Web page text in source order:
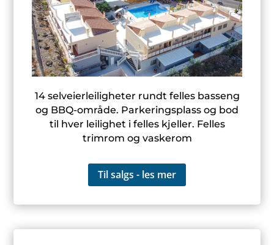
14 selveierleiligheter rundt felles basseng
og BBQ-område. Parkeringsplass og bod
til hver leilighet i felles kjeller. Felles
trimrom og vaskerom
Til salgs - les mer